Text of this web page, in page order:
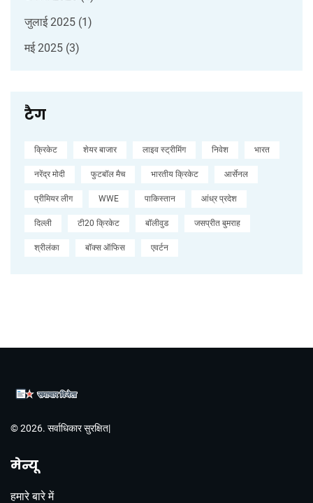
जुलाई 2025 (1)
मई 2025 (3)
टैग
क्रिकेट शेयर बाजार लाइव स्ट्रीमिंग निवेश भारत
नरेंद्र मोदी फुटबॉल मैच भारतीय क्रिकेट आर्सेनल
प्रीमियर लीग WWE पाकिस्तान आंध्र प्रदेश
दिल्ली टी20 क्रिकेट बॉलीवुड जसप्रीत बुमराह
श्रीलंका बॉक्स ऑफिस एवर्टन
© 2026. सर्वाधिकार सुरक्षित|
मेन्यू
हमारे बारे में